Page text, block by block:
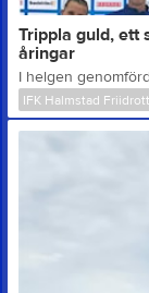
Trippla guld, ett
åringar
IFK Halmstad Friidrott